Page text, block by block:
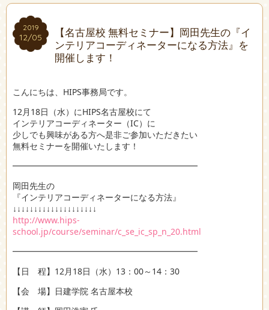
2019
12/05
2019
12/05
【名古屋校 無料セミナー】岡田先生の『イ
ンテリアコーディネーターになる方法』を
開催します！
こんにちは、HIPS事務局です。
12月18日（水）にHIPS名古屋校にて
インテリアコーディネーター（IC）に
少しでも興味がある方へ是非ご参加いただきたい
無料セミナーを開催いたします！
━━━━━━━━━━━━━━━━━━━━━━
岡田先生の
『インテリアコーディネーターになる方法』
↓↓↓↓↓↓↓↓↓↓↓↓↓↓↓↓↓↓↓↓
http://www.hips-
school.jp/course/seminar/c_se_ic_sp_n_20.html
━━━━━━━━━━━━━━━━━━━━━━
【日 程】12月18日（水）13：00～14：30
【会 場】日建学院 名古屋本校